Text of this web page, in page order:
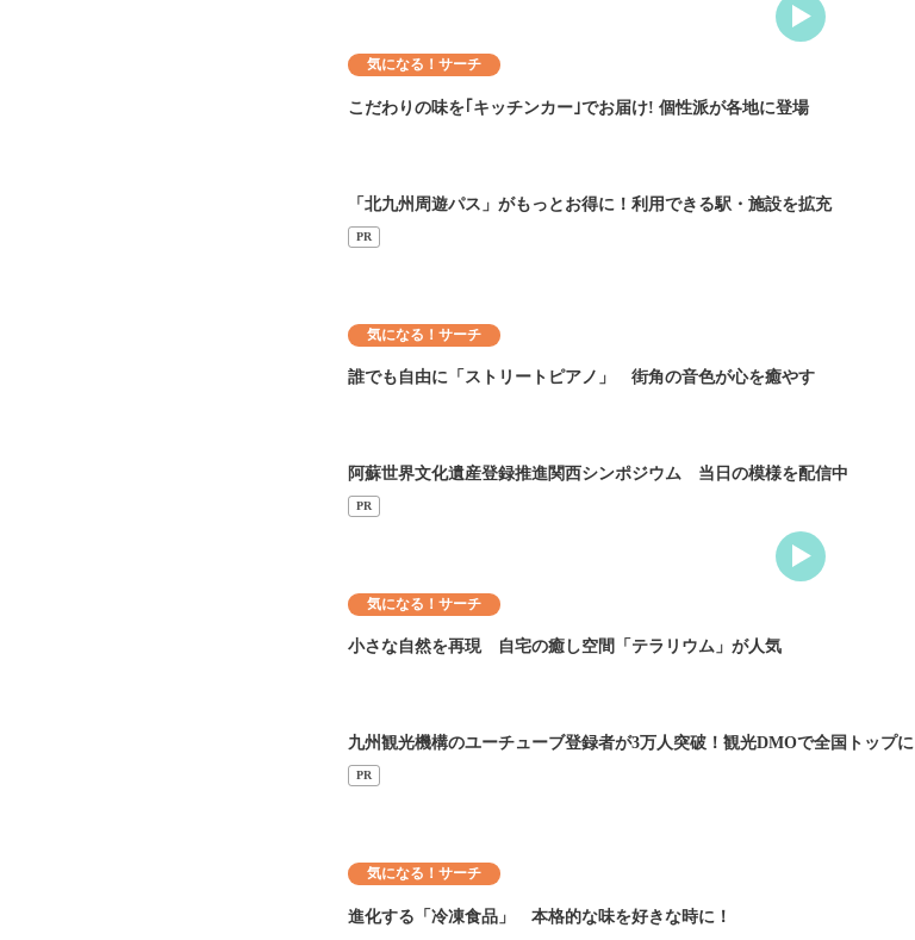
気になる！サーチ
こだわりの味を｢キッチンカー｣でお届け! 個性派が各地に登場
「北九州周遊パス」がもっとお得に！利用できる駅・施設を拡充
PR
気になる！サーチ
誰でも自由に「ストリートピアノ」 街角の音色が心を癒やす
阿蘇世界文化遺産登録推進関西シンポジウム 当日の模様を配信中
PR
気になる！サーチ
小さな自然を再現 自宅の癒し空間「テラリウム」が人気
九州観光機構のユーチューブ登録者が3万人突破！観光DMOで全国トップに
PR
気になる！サーチ
進化する「冷凍食品」 本格的な味を好きな時に！